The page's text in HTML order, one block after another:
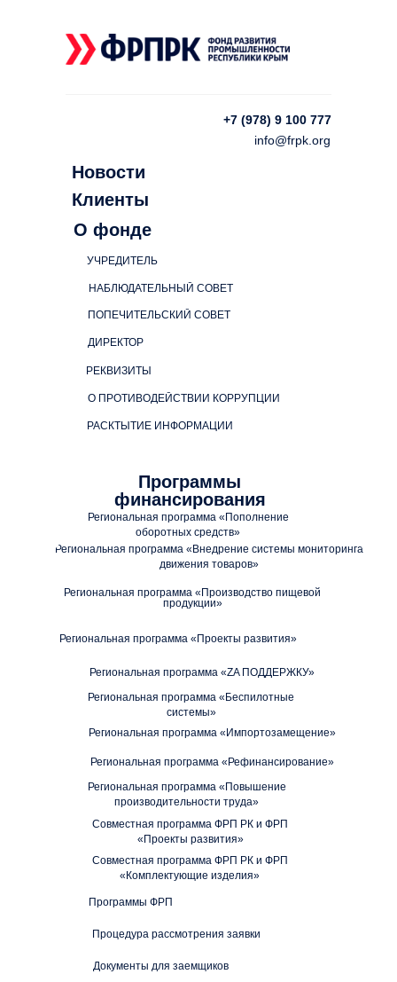
+7 (978) 9 100 777
Новости
НАБЛЮДАТЕЛЬНЫЙ СОВЕТ
РЕКВИЗИТЫ
О ПРОТИВОДЕЙСТВИИ КОРРУПЦИИ
Программы
финансирования
Региональная программа «Внедрение системы мониторинга
движения товаров»
Региональная программа «Проекты развития»
Процедура рассмотрения заявки
Документы для заемщиков
О фонде
ДИРЕКТОР
РАСКТЫТИЕ ИНФОРМАЦИИ
ПОПЕЧИТЕЛЬСКИЙ СОВЕТ
УЧРЕДИТЕЛЬ
Клиенты
Региональная программа «Пополнение
оборотных средств»
info@frpk.org
Программы ФРП
Региональная программа «Производство пищевой
продукции»
Совместная программа ФРП РК и ФРП
«Проекты развития»
Совместная программа ФРП РК и ФРП
«Комплектующие изделия»
Региональная программа «ZA ПОДДЕРЖКУ»
Региональная программа «Беспилотные
системы»
Региональная программа «Импортозамещение»
Региональная программа «Повышение
производительности труда»
Региональная программа «Рефинансирование»